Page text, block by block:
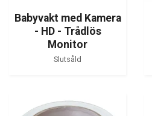
Babyvakt med Kamera
- HD - Trådlös
Monitor
Slutsåld